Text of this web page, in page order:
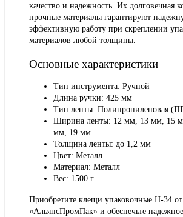
качество и надежность. Их долговечная
прочные материалы гарантируют
эффективную работу при скреплении
материалов любой толщины.
Основные характеристики
Тип инструмента: Ручной
Длина ручки: 425 мм
Тип ленты: Полипропиленовая
Ширина ленты: 12 мм, 13 мм, 15
мм, 19 мм
Толщина ленты: до 1,2 мм
Цвет: Металл
Материал: Металл
Вес: 1500 г
Приобретите клещи упаковочные H-34
«АльянсПромПак» и обеспечьте